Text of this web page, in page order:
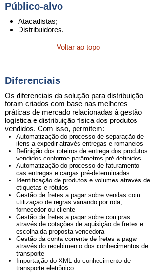
Público-alvo
Atacadistas;
Distribuidores.
Voltar ao topo
Diferenciais
Os diferenciais da solução para distribuição
foram criados com base nas melhores
práticas de mercado relacionadas à gestão
logística e distribuição física dos produtos
vendidos. Com isso, permitem:
Automatização do processo de separação de
itens a expedir através entregas e romaneios
Definição dos roteiros de entrega dos produtos
vendidos conforme parâmetros pré-definidos
Automatização do processo de faturamento
das entregas e cargas pré-determinadas
Identificação de produtos e volumes através de
etiquetas e rótulos
Gestão de fretes a pagar sobre vendas com
utilização de regras variando por rota,
fornecedor ou cliente
Gestão de fretes a pagar sobre compras
através de cotações de aquisição de fretes e
escolha da proposta vencedora
Gestão da conta corrente de fretes a pagar
através do recebimento dos conhecimentos de
transporte
Importação do XML do conhecimento de
transporte eletrônico